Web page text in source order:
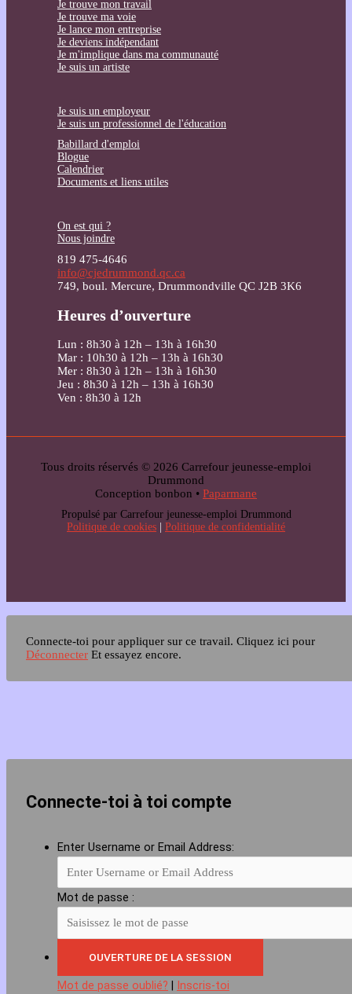
Je trouve mon travail
Je trouve ma voie
Je lance mon entreprise
Je deviens indépendant
Je m'implique dans ma communauté
Je suis un artiste
Je suis un employeur
Je suis un professionnel de l'éducation
Babillard d'emploi
Blogue
Calendrier
Documents et liens utiles
On est qui ?
Nous joindre
819 475-4646
info@cjedrummond.qc.ca
749, boul. Mercure, Drummondville QC J2B 3K6
Heures d’ouverture
Lun : 8h30 à 12h – 13h à 16h30
Mar : 10h30 à 12h – 13h à 16h30
Mer : 8h30 à 12h – 13h à 16h30
Jeu : 8h30 à 12h – 13h à 16h30
Ven : 8h30 à 12h
Tous droits réservés © 2026 Carrefour jeunesse-emploi
Drummond
Conception bonbon • Paparmane
Propulsé par Carrefour jeunesse-emploi Drummond
Politique de cookies | Politique de confidentialité
Connecte-toi pour appliquer sur ce travail. Cliquez ici pour
Déconnecter Et essayez encore.
Connecte-toi à toi compte
Enter Username or Email Address:
Mot de passe :
Mot de passe oublié? Inscris-toi